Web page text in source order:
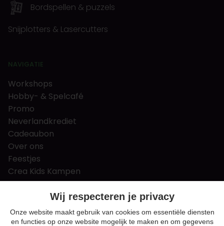
Bordspellen & puzzels
Snijplotters & Lasercutters
NAVIGATIE
Workshops
Hobby- & Spelcafé
Promo
Neverlandkrediet
Cadeaubon
Over ons
Feestjes
Crea Kids Kampen
FAQ
Tips & tricks
Contact
Wij respecteren je privacy
Onze website maakt gebruik van cookies om essentiële diensten
en functies op onze website mogelijk te maken en om gegevens